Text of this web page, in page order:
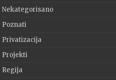
Nekategorisano
Poznati
Privatizacija
Projekti
Regija